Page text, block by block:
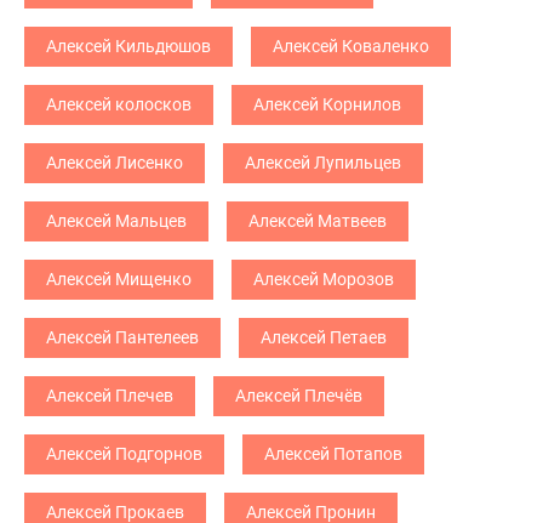
Алексей Кильдюшов Алексей Коваленко
Алексей колосков Алексей Корнилов
Алексей Лисенко Алексей Лупильцев
Алексей Мальцев Алексей Матвеев
Алексей Мищенко Алексей Морозов
Алексей Пантелеев Алексей Петаев
Алексей Плечев Алексей Плечёв
Алексей Подгорнов Алексей Потапов
Алексей Прокаев Алексей Пронин